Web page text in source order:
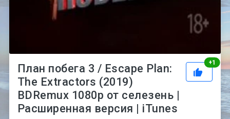
+1
План побега 3 / Escape Plan:
The Extractors (2019)
BDRemux 1080p от селезень |
Расширенная версия | iTunes